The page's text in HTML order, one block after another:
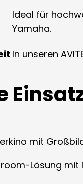
Ideal für
Yamaha.
In unseren
mit
Lösung mit